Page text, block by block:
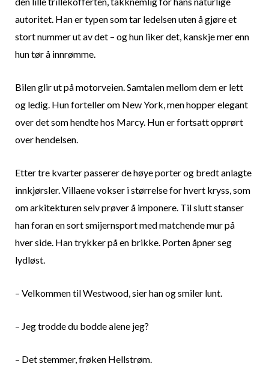
autoritet. Han er typen som tar ledelsen uten å gjøre et
stort nummer ut av det – og hun liker det, kanskje mer enn
hun tør å innrømme.
Bilen glir ut på motorveien. Samtalen mellom dem er lett
og ledig. Hun forteller om New York, men hopper elegant
over det som hendte hos Marcy. Hun er fortsatt opprørt
over hendelsen.
Etter tre kvarter passerer de høye porter og bredt anlagte
innkjørsler. Villaene vokser i størrelse for hvert kryss, som
om arkitekturen selv prøver å imponere. Til slutt stanser
han foran en sort smijernsport med matchende mur på
hver side. Han trykker på en brikke. Porten åpner seg
lydløst.
– Velkommen til Westwood, sier han og smiler lunt.
– Jeg trodde du bodde alene jeg?
– Det stemmer, frøken Hellstrøm.